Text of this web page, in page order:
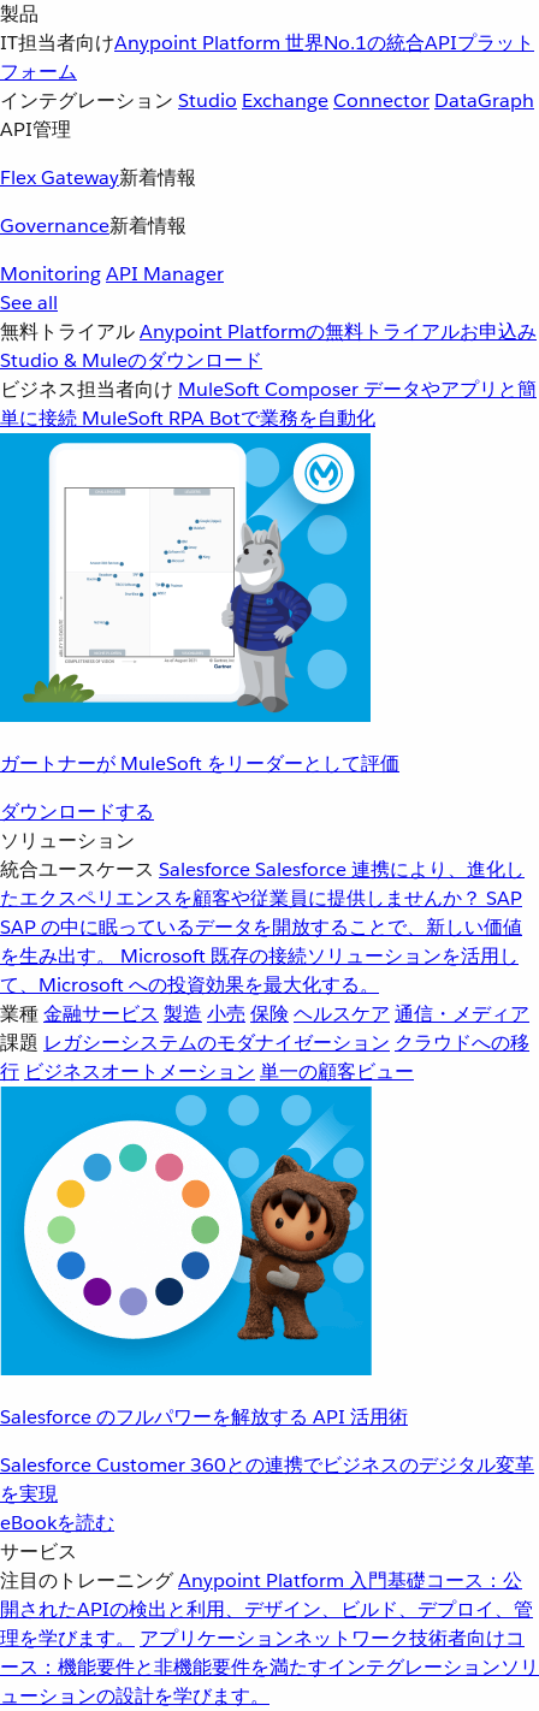
製品
IT担当者向けAnypoint Platform 世界No.1の統合APIプラット
フォーム
インテグレーション Studio ExchangeConnector DataGraph
API管理
Flex Gateway新着情報
Governance新着情報
MonitoringAPI Manager
See all
無料トライアルAnypoint Platformの無料トライアルお申込み
Studio & Muleのダウンロード
ビジネス担当者向け MuleSoft Composer データやアプリと簡
単に接続 MuleSoft RPA Botで業務を自動化
ガートナーが MuleSoft をリーダーとして評価
ダウンロードする
ソリューション
統合ユースケース SalesforceSalesforce 連携により、進化し
たエクスペリエンスを顧客や従業員に提供しませんか？ SAP
SAP の中に眠っているデータを開放することで、新しい価値
を生み出す。
Microsoft 既存の接続ソリューションを活用し
て、Microsoft への投資効果を最大化する。
業種金融サービス 製造 小売 保険 ヘルスケア 通信・メディア
課題 レガシーシステムのモダナイゼーション クラウドへの移
行 ビジネスオートメーション 単一の顧客ビュー
Salesforce のフルパワーを解放する API 活用術
Salesforce Customer 360との連携でビジネスのデジタル変革
を実現
eBookを読む
サービス
注目のトレーニングAnypoint Platform 入門基礎コース：公
開されたAPIの検出と利用、デザイン、ビルド、デプロイ、管
理を学びます。
アプリケーションネットワーク技術者向けコ
ース：機能要件と非機能要件を満たすインテグレーションソリ
ューションの設計を学びます。